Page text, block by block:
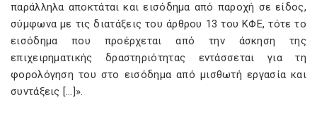
παράλληλα αποκτάται και εισόδημα από παροχή σε είδος,
σύμφωνα με τις διατάξεις του άρθρου 13 του ΚΦΕ, τότε το
εισόδημα που προέρχεται από την άσκηση της
επιχειρηματικής δραστηριότητας εντάσσεται για τη
φορολόγηση του στο εισόδημα από μισθωτή εργασία και
συντάξεις […]».